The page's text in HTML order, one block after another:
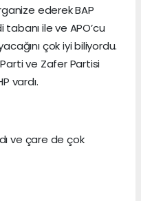
ederek BAP
ile ve APO’cu
çok iyi biliyordu.
Parti ve Zafer Partisi
vardı.
ve çare de çok